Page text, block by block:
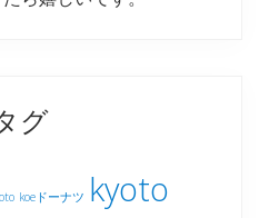
グ
koeドーナツ kyoto